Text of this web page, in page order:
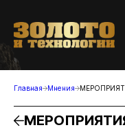
+7
Главная Мнения